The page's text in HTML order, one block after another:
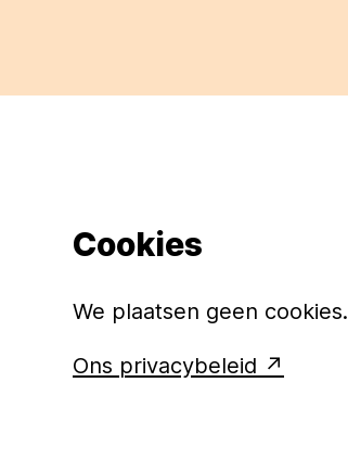
Cookies
We plaatsen geen cookies.
Ons privacybeleid